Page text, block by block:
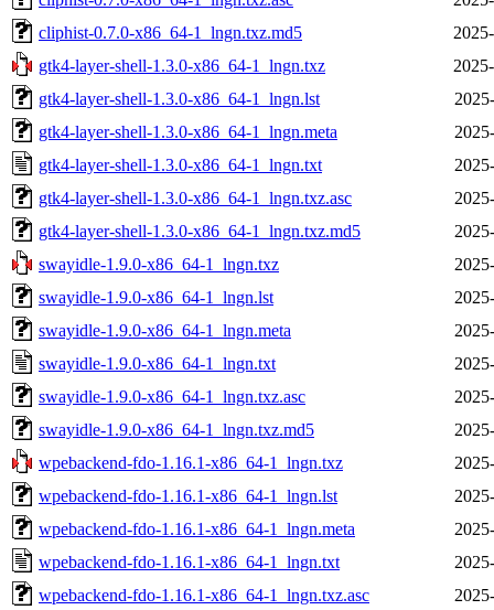
cliphist-0.7.0-x86_64-1_lngn.txz.md5
gtk4-layer-shell-1.3.0-x86_64-1_lngn.txz
gtk4-layer-shell-1.3.0-x86_64-1_lngn.lst
gtk4-layer-shell-1.3.0-x86_64-1_lngn.meta
gtk4-layer-shell-1.3.0-x86_64-1_lngn.txt
gtk4-layer-shell-1.3.0-x86_64-1_lngn.txz.asc
gtk4-layer-shell-1.3.0-x86_64-1_lngn.txz.md5
swayidle-1.9.0-x86_64-1_lngn.txz
swayidle-1.9.0-x86_64-1_lngn.lst
swayidle-1.9.0-x86_64-1_lngn.meta
swayidle-1.9.0-x86_64-1_lngn.txt
swayidle-1.9.0-x86_64-1_lngn.txz.asc
swayidle-1.9.0-x86_64-1_lngn.txz.md5
wpebackend-fdo-1.16.1-x86_64-1_lngn.txz
wpebackend-fdo-1.16.1-x86_64-1_lngn.lst
wpebackend-fdo-1.16.1-x86_64-1_lngn.meta
wpebackend-fdo-1.16.1-x86_64-1_lngn.txt
wpebackend-fdo-1.16.1-x86_64-1_lngn.txz.asc